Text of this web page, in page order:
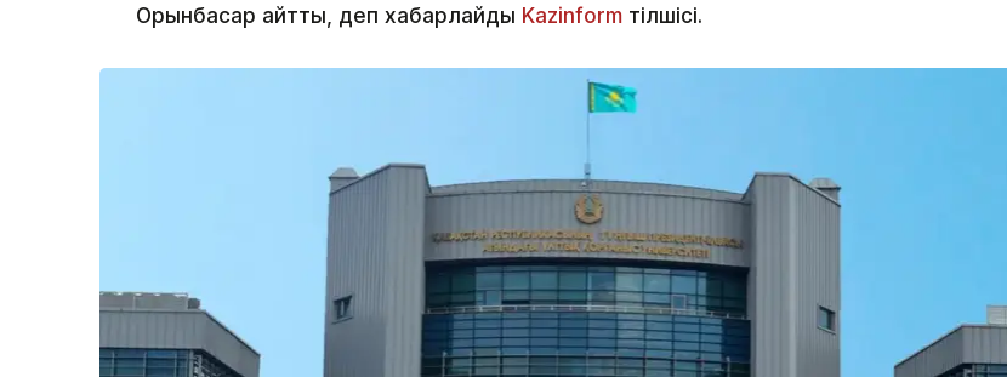
Орынбасар айтты, деп хабарлайды Kazinform тілшісі.